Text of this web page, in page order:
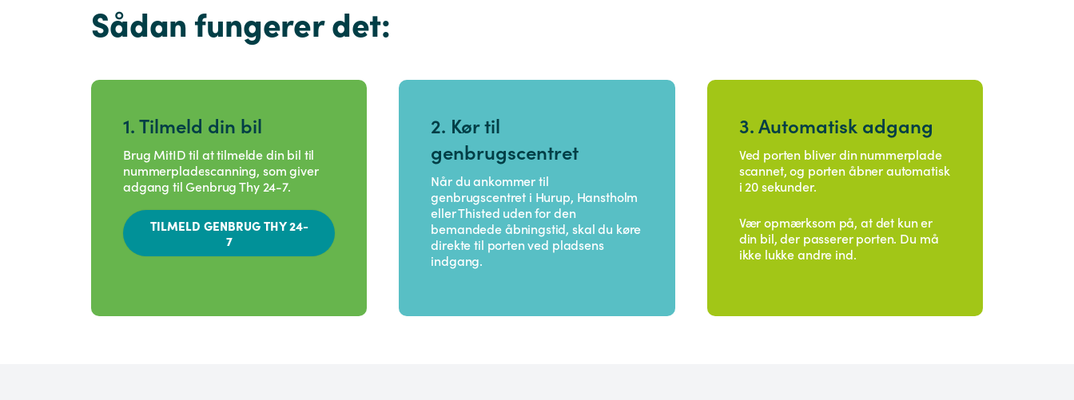
Sådan fungerer det:
1. Tilmeld din bil
Brug MitID til at tilmelde din bil til
nummerpladescanning, som giver
adgang til Genbrug Thy 24-7.
TILMELD GENBRUG THY 24-
7
2. Kør til
genbrugscentret
Når du ankommer til
genbrugscentret i Hurup, Hanstholm
eller Thisted uden for den
bemandede åbningstid, skal du køre
direkte til porten ved pladsens
indgang.
3. Automatisk adgang
Ved porten bliver din nummerplade
scannet, og porten åbner automatisk
i 20 sekunder.
Vær opmærksom på, at det kun er
din bil, der passerer porten. Du må
ikke lukke andre ind.